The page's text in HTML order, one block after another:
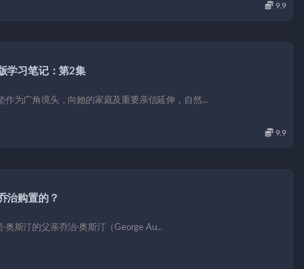
9.9
学习笔记：第2集
为广角境头，向她的家庭及重要亲信延伸，自然...
9.9
治购置的？
斯汀的父亲乔治·奥斯汀（George Au...